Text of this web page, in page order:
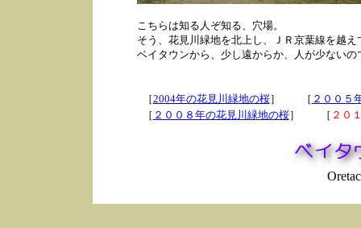
こちらは知る人ぞ知る、穴場。
そう、花見川緑地を北上し、ＪＲ京葉線を越
ベイタウンから、少し遠からか、人が少ない
［2004年の花見川緑地の桜］ ［ ２００５
［ ２００８年の花見川緑地の桜］ ［ ２０